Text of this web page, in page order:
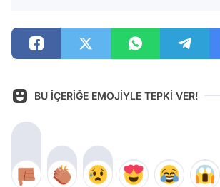
BU İÇERİĞE EMOJİYLE TEPKİ VER!